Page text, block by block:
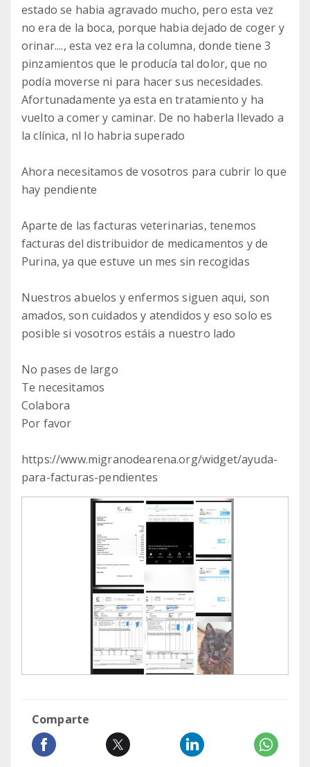
estado se habia agravado mucho, pero esta vez
no era de la boca, porque habia dejado de coger y
orinar...., esta vez era la columna, donde tiene 3
pinzamientos que le producía tal dolor, que no
podía moverse ni para hacer sus necesidades.
Afortunadamente ya esta en tratamiento y ha
vuelto a comer y caminar. De no haberla llevado a
la clínica, nl lo habria superado
Ahora necesitamos de vosotros para cubrir lo que
hay pendiente
Aparte de las facturas veterinarias, tenemos
facturas del distribuidor de medicamentos y de
Purina, ya que estuve un mes sin recogidas
Nuestros abuelos y enfermos siguen aqui, son
amados, son cuidados y atendidos y eso solo es
posible si vosotros estáis a nuestro lado
No pases de largo
Te necesitamos
Colabora
Por favor
https://www.migranodearena.org/widget/ayuda-
para-facturas-pendientes
Comparte